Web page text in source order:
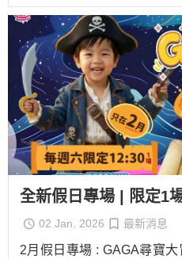
全新假日專場 | 限定1
02 Jan, 2026 最新消息
2月假日專場 : GAGA尋寶